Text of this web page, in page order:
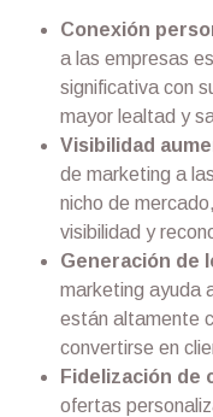
Conexión
a las empresas
significativa con
mayor lealtad y
Visibilidad
de marketing a
nicho de
visibilidad y
Generación de
marketing ayuda
están altamente
convertirse en
Fidelización de
ofertas